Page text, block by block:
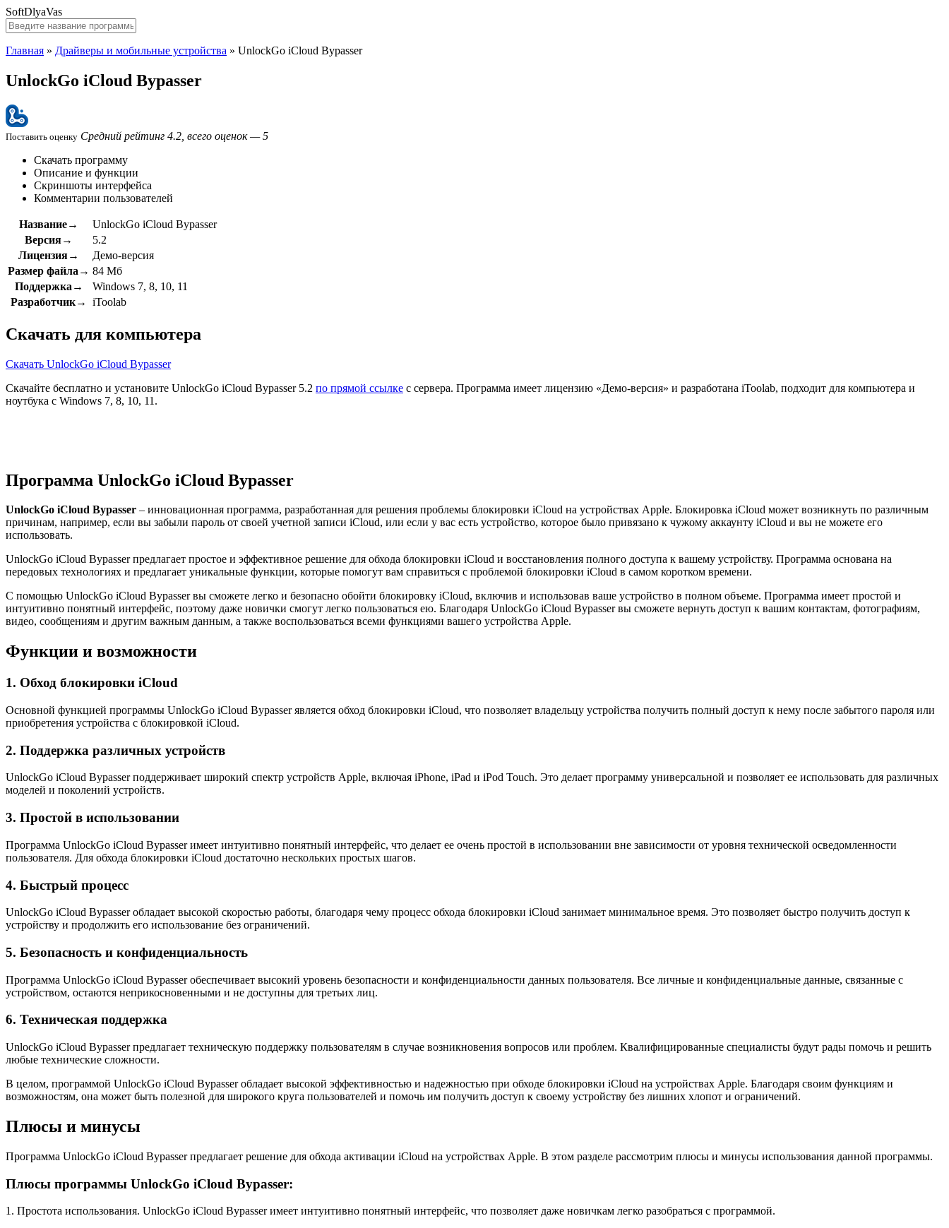
SoftDlyaVas
Главная » Драйверы и мобильные устройства » UnlockGo iCloud Bypasser
UnlockGo iCloud Bypasser
Поставить оценку Средний рейтинг 4.2, всего оценок — 5
Скачать программу
Описание и функции
Скриншоты интерфейса
Комментарии пользователей
Название→
UnlockGo iCloud Bypasser
Версия→
5.2
Лицензия→
Демо-версия
Размер файла→ 84 Мб
Поддержка→
Windows 7, 8, 10, 11
Разработчик→
iToolab
Скачать для компьютера
Скачать UnlockGo iCloud Bypasser
Скачайте бесплатно и установите UnlockGo iCloud Bypasser 5.2 по прямой ссылке с сервера. Программа имеет лицензию «Демо-версия» и разработана iToolab, подходит для компьютера и
ноутбука с Windows 7, 8, 10, 11.
Программа UnlockGo iCloud Bypasser
UnlockGo iCloud Bypasser – инновационная программа, разработанная для решения проблемы блокировки iCloud на устройствах Apple. Блокировка iCloud может возникнуть по различным
причинам, например, если вы забыли пароль от своей учетной записи iCloud, или если у вас есть устройство, которое было привязано к чужому аккаунту iCloud и вы не можете его
использовать.
UnlockGo iCloud Bypasser предлагает простое и эффективное решение для обхода блокировки iCloud и восстановления полного доступа к вашему устройству. Программа основана на
передовых технологиях и предлагает уникальные функции, которые помогут вам справиться с проблемой блокировки iCloud в самом коротком времени.
С помощью UnlockGo iCloud Bypasser вы сможете легко и безопасно обойти блокировку iCloud, включив и использовав ваше устройство в полном объеме. Программа имеет простой и
интуитивно понятный интерфейс, поэтому даже новички смогут легко пользоваться ею. Благодаря UnlockGo iCloud Bypasser вы сможете вернуть доступ к вашим контактам, фотографиям,
видео, сообщениям и другим важным данным, а также воспользоваться всеми функциями вашего устройства Apple.
Функции и возможности
1. Обход блокировки iCloud
Основной функцией программы UnlockGo iCloud Bypasser является обход блокировки iCloud, что позволяет владельцу устройства получить полный доступ к нему после забытого пароля или
приобретения устройства с блокировкой iCloud.
2. Поддержка различных устройств
UnlockGo iCloud Bypasser поддерживает широкий спектр устройств Apple, включая iPhone, iPad и iPod Touch. Это делает программу универсальной и позволяет ее использовать для различных
моделей и поколений устройств.
3. Простой в использовании
Программа UnlockGo iCloud Bypasser имеет интуитивно понятный интерфейс, что делает ее очень простой в использовании вне зависимости от уровня технической осведомленности
пользователя. Для обхода блокировки iCloud достаточно нескольких простых шагов.
4. Быстрый процесс
UnlockGo iCloud Bypasser обладает высокой скоростью работы, благодаря чему процесс обхода блокировки iCloud занимает минимальное время. Это позволяет быстро получить доступ к
устройству и продолжить его использование без ограничений.
5. Безопасность и конфиденциальность
Программа UnlockGo iCloud Bypasser обеспечивает высокий уровень безопасности и конфиденциальности данных пользователя. Все личные и конфиденциальные данные, связанные с
устройством, остаются неприкосновенными и не доступны для третьих лиц.
6. Техническая поддержка
UnlockGo iCloud Bypasser предлагает техническую поддержку пользователям в случае возникновения вопросов или проблем. Квалифицированные специалисты будут рады помочь и решить
любые технические сложности.
В целом, программой UnlockGo iCloud Bypasser обладает высокой эффективностью и надежностью при обходе блокировки iCloud на устройствах Apple. Благодаря своим функциям и
возможностям, она может быть полезной для широкого круга пользователей и помочь им получить доступ к своему устройству без лишних хлопот и ограничений.
Плюсы и минусы
Программа UnlockGo iCloud Bypasser предлагает решение для обхода активации iCloud на устройствах Apple. В этом разделе рассмотрим плюсы и минусы использования данной программы.
Плюсы программы UnlockGo iCloud Bypasser:
1. Простота использования. UnlockGo iCloud Bypasser имеет интуитивно понятный интерфейс, что позволяет даже новичкам легко разобраться с программой.